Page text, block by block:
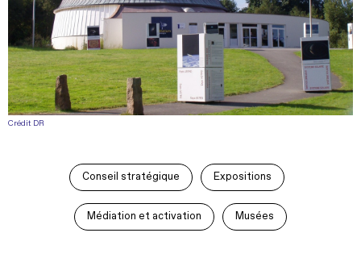
Crédit DR
Conseil stratégique Expositions
Médiation et activation Musées